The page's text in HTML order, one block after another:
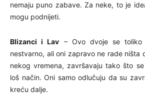
nemaju puno zabave. Za neke, to je
mogu podnijeti.
Blizanci i Lav – Ovo dvoje se
nestvarno, ali oni zapravo ne rade ništa
nekog vremena, završavaju tako što
loš način. Oni samo odlučuju da su
kreću dalje.